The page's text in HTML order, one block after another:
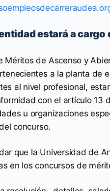
estará a
Méritos de Ascenso y
a la planta de
al nivel profesional,
con el artículo 13
u organizaciones
concurso.
que la Universidad de
en los concursos de